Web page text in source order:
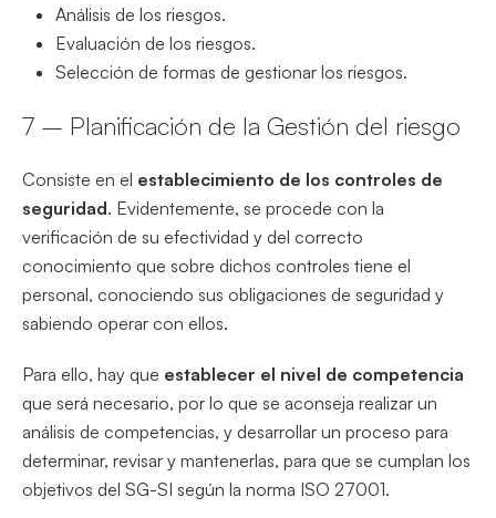
Análisis de los riesgos.
Evaluación de los riesgos.
Selección de formas de gestionar los riesgos.
7 – Planificación de la Gestión del riesgo
Consiste en el establecimiento de los controles de
seguridad. Evidentemente, se procede con la
verificación de su efectividad y del correcto
conocimiento que sobre dichos controles tiene el
personal, conociendo sus obligaciones de seguridad y
sabiendo operar con ellos.
Para ello, hay que establecer el nivel de competencia
que será necesario, por lo que se aconseja realizar un
análisis de competencias, y desarrollar un proceso para
determinar, revisar y mantenerlas, para que se cumplan los
objetivos del SG-SI según la norma ISO 27001.